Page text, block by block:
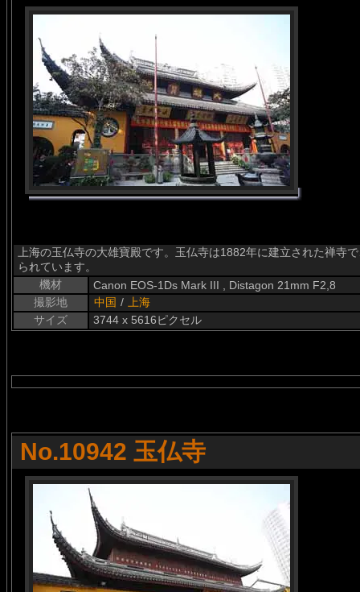
上海の玉仏寺の大雄寶殿です。玉仏寺は1882年に建立された禅寺
られています。
機材
Canon EOS-1Ds Mark III , Distagon 21mm F2,8
撮影地
中国 /
上海
サイズ
3744 x 5616ピクセル
No.10942 玉仏寺